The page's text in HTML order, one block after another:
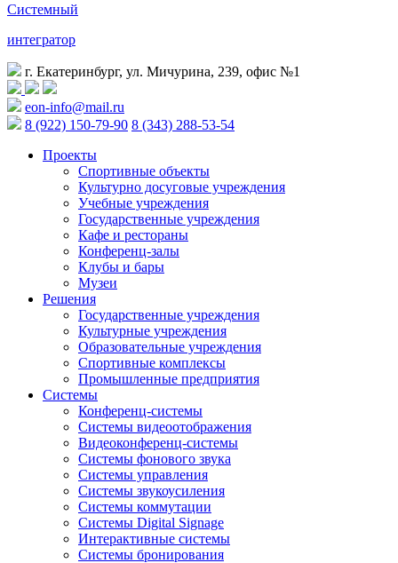
Системный
интегратор
г. Екатеринбург, ул. Мичурина, 239, офис №1
eon-info@mail.ru
8 (922) 150-79-90 8 (343) 288-53-54
Проекты
Спортивные объекты
Культурно досуговые учреждения
Учебные учреждения
Государственные учреждения
Кафе и рестораны
Конференц-залы
Клубы и бары
Музеи
Решения
Государственные учреждения
Культурные учреждения
Образовательные учреждения
Спортивные комплексы
Промышленные предприятия
Системы
Конференц-системы
Системы видеоотображения
Видеоконференц-системы
Системы фонового звука
Системы управления
Системы звукоусиления
Системы коммутации
Системы Digital Signage
Интерактивные системы
Системы бронирования